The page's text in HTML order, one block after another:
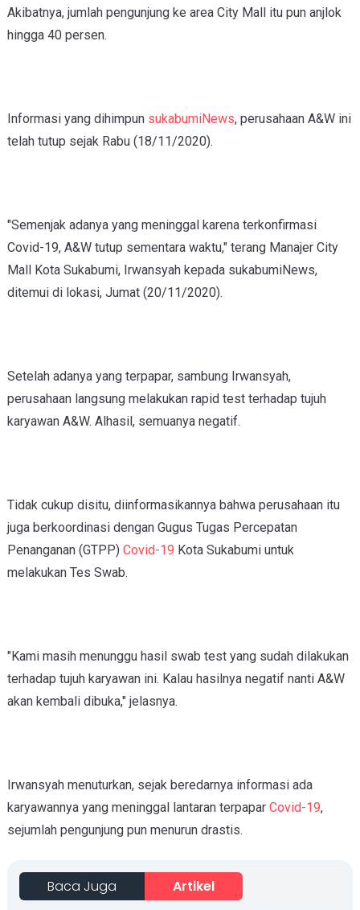
Akibatnya, jumlah pengunjung ke area City Mall itu pun anjlok
hingga 40 persen.
Informasi yang dihimpun sukabumiNews, perusahaan A&W ini
telah tutup sejak Rabu (18/11/2020).
"Semenjak adanya yang meninggal karena terkonfirmasi
Covid-19, A&W tutup sementara waktu," terang Manajer City
Mall Kota Sukabumi, Irwansyah kepada sukabumiNews,
ditemui di lokasi, Jumat (20/11/2020).
Setelah adanya yang terpapar, sambung Irwansyah,
perusahaan langsung melakukan rapid test terhadap tujuh
karyawan A&W. Alhasil, semuanya negatif.
Tidak cukup disitu, diinformasikannya bahwa perusahaan itu
juga berkoordinasi dengan Gugus Tugas Percepatan
Penanganan (GTPP) Covid-19 Kota Sukabumi untuk
melakukan Tes Swab.
"Kami masih menunggu hasil swab test yang sudah dilakukan
terhadap tujuh karyawan ini. Kalau hasilnya negatif nanti A&W
akan kembali dibuka," jelasnya.
Irwansyah menuturkan, sejak beredarnya informasi ada
karyawannya yang meninggal lantaran terpapar Covid-19,
sejumlah pengunjung pun menurun drastis.
Baca Juga Artikel